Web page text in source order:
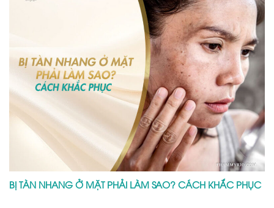
BỊ TÀN NHANG Ở MẶT PHẢI LÀM SAO? CÁCH KHẮC PHỤC